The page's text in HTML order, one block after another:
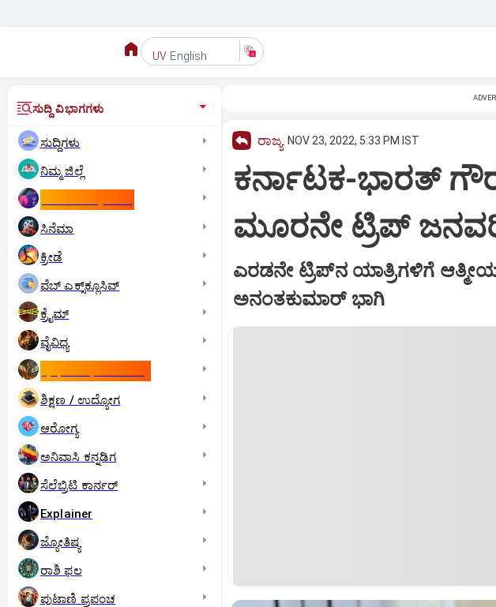
UV English
ಸುದ್ದಿ ವಿಭಾಗಗಳು
ಸುದ್ದಿಗಳು
ನಿಮ್ಮ ಜಿಲ್ಲೆ
ಸಿನೆಮಾ
ಕ್ರೀಡೆ
ವೆಬ್ ಎಕ್ಸ್‌ಕ್ಲೂಸಿವ್
ಕ್ರೈಮ್
ವೈವಿಧ್ಯ
ಶಿಕ್ಷಣ / ಉದ್ಯೋಗ
ಆರೋಗ್ಯ
ಅನಿವಾಸಿ ಕನ್ನಡಿಗ
ಸೆಲೆಬ್ರಿಟಿ ಕಾರ್ನರ್‌
Explainer
ಜ್ಯೋತಿಷ್ಯ
ರಾಶಿ ಫಲ
ಪುಟಾಣಿ ಪ್ರಪಂಚ
ರಾಜ್ಯ NOV 23, 2022, 5:33 PM IST
ಕರ್ನಾಟಕ-ಭಾರತ್‌
ಮೂರನೇ ಟ್ರಿಪ್‌
ಎರಡನೇ ಟ್ರಿಪ್‌ನ ಯಾತ್ರಿಗಳಿಗೆ ಆತ್ಮೀಯ
ಅನಂತಕುಮಾರ್‌ ಭಾಗಿ